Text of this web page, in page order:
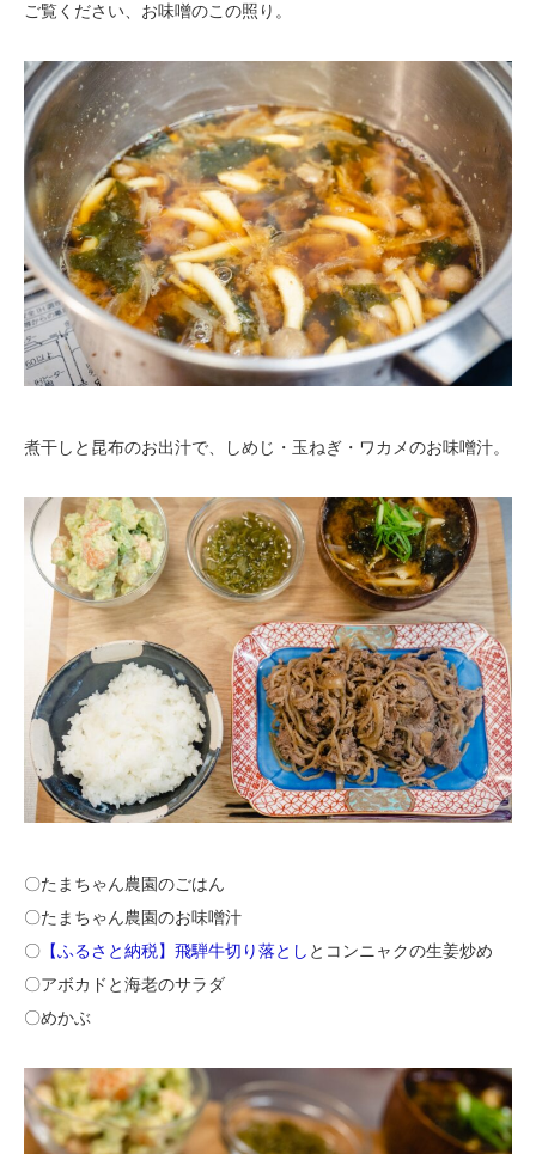
ご覧ください、お味噌のこの照り。
煮干しと昆布のお出汁で、しめじ・玉ねぎ・ワカメのお味噌汁。
〇たまちゃん農園のごはん
〇たまちゃん農園のお味噌汁
〇 【ふるさと納税】飛騨牛切り落とし とコンニャクの生姜炒め
〇アボカドと海老のサラダ
〇めかぶ